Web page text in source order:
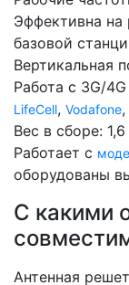
Эффективна
базовой
Вертикальная
Работа с 3G/
LifeCell, Vodafone,
Вес в сборе: 1,6
Работает с
оборудованы
С какими
Антенная